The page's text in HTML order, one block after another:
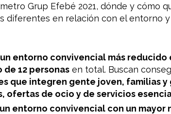
Grup Efebé 2021, dónde y cómo
diferentes en relación con el entorno
entorno convivencial más reducido
de 12 personasen total. Buscan
que integren gente joven, familias y
ofertas de ocio y de servicios
entorno convivencial con un mayor